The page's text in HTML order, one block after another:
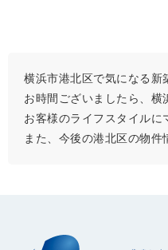
横浜市港北区で気になる新
お時間ございましたら、
お客様のライフスタイル
また、今後の港北区の物件